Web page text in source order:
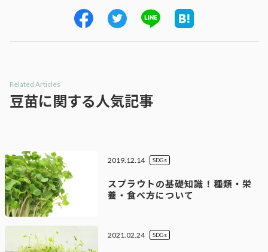
Related Articles
豆苗に関する人気記事
2019.12.14
スプラウトの基礎知識！種類・栄
養・食べ方について
SDGs
2021.02.24 SDGs